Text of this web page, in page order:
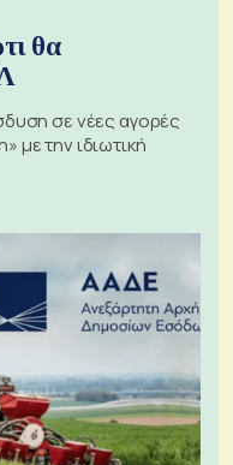
θα
σε νέες αγορές
με την ιδιωτική